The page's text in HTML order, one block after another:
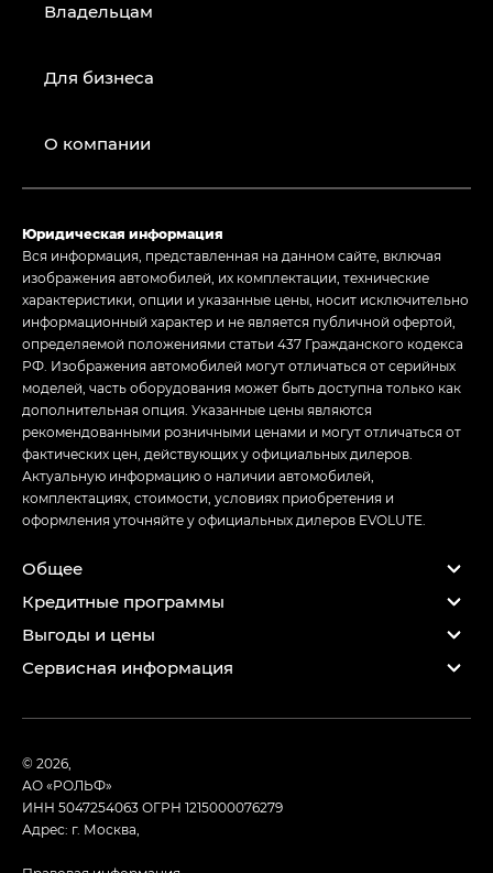
Владельцам
Для бизнеса
О компании
Юридическая информация
Вся информация, представленная на данном сайте, включая
изображения автомобилей, их комплектации, технические
характеристики, опции и указанные цены, носит исключительно
информационный характер и не является публичной офертой,
определяемой положениями статьи 437 Гражданского кодекса
РФ. Изображения автомобилей могут отличаться от серийных
моделей, часть оборудования может быть доступна только как
дополнительная опция. Указанные цены являются
рекомендованными розничными ценами и могут отличаться от
фактических цен, действующих у официальных дилеров.
Актуальную информацию о наличии автомобилей,
комплектациях, стоимости, условиях приобретения и
оформления уточняйте у официальных дилеров EVOLUTE.
Общее
Кредитные программы
Выгоды и цены
Сервисная информация
© 2026,
АО «РОЛЬФ»
ИНН 5047254063ОГРН 1215000076279
Адрес: г. Москва,